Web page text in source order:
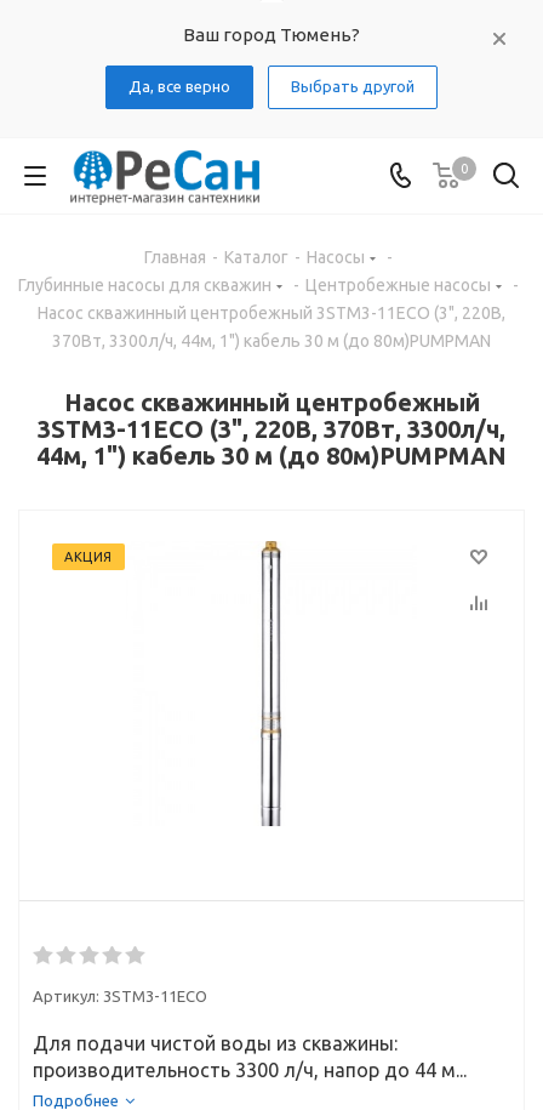
Ваш город Тюмень?
Да, все верно Выбрать другой
0
Главная - Каталог - Насосы
-
Глубинные насосы для скважин
- Центробежные насосы
-
Насос скважинный центробежный 3STM3-11ECO (3", 220В,
370Вт, 3300л/ч, 44м, 1") кабель 30 м (до 80м)PUMPMAN
Насос скважинный центробежный
3STM3-11ECO (3", 220В, 370Вт, 3300л/ч,
44м, 1") кабель 30 м (до 80м)PUMPMAN
АКЦИЯ
Артикул: 3STM3-11ECO
Для подачи чистой воды из скважины:
производительность 3300 л/ч, напор до 44 м...
Подробнее